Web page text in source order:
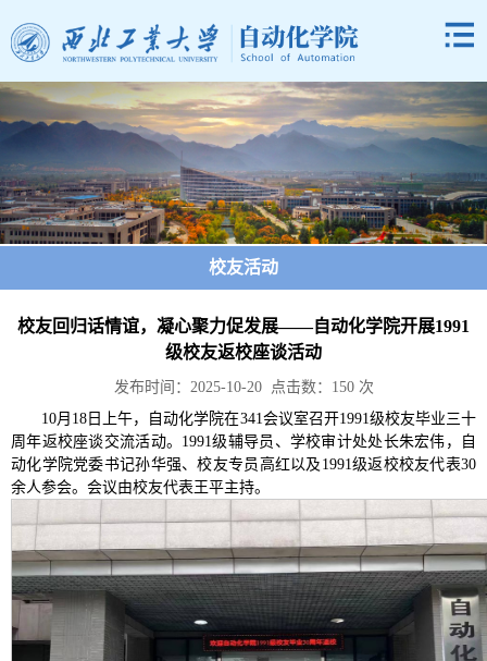
校友活动
校友回归话情谊，凝心聚力促发展——自动化学院开展1991
级校友返校座谈活动
发布时间：2025-10-20 点击数： 150 次
10月18日上午，自动化学院在341会议室召开1991级校友毕业三十
周年返校座谈交流活动。1991级辅导员、学校审计处处长朱宏伟，自
动化学院党委书记孙华强、校友专员高红以及1991级返校校友代表30
余人参会。会议由校友代表王平主持。